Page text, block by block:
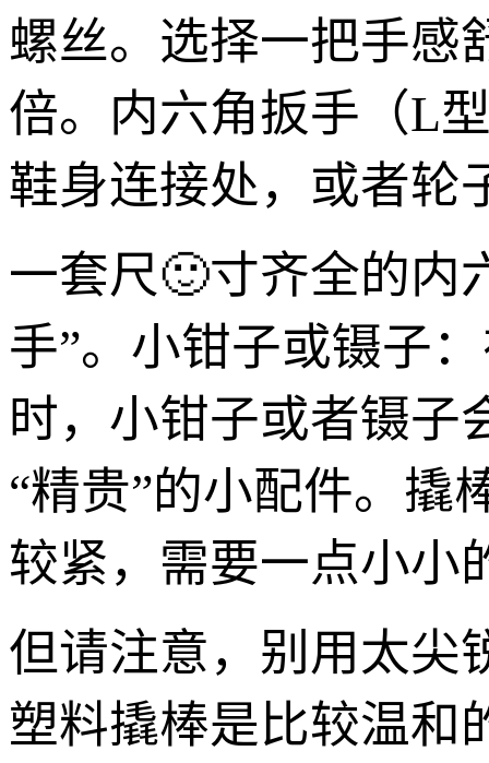
螺丝。选择一把手感
倍。内六角扳手（L
鞋身连接处，或者轮
一套尺🙂寸齐全的内
手”。小钳子或镊子
时，小钳子或者镊子
“精贵”的小配件。撬
较紧，需要一点小小
但请注意，别用太尖
塑料撬棒是比较温和